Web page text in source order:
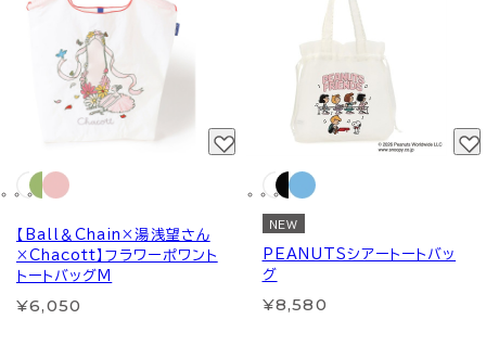
【Ball＆Chain×湯浅望さん
×Chacott】フラワーポワント
トートバッグM
¥6,050
NEW
PEANUTSシアートートバッ
グ
¥8,580